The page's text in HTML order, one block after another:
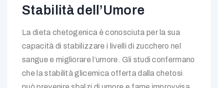
Stabilità dell’Umore
La dieta chetogenica è conosciuta per la sua
capacità di stabilizzare i livelli di zucchero nel
sangue e migliorare l’umore. Gli studi confermano
che la stabilità glicemica offerta dalla chetosi